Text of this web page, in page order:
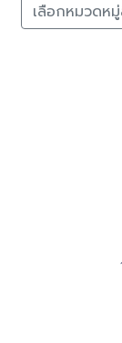
เลือกหมวดห